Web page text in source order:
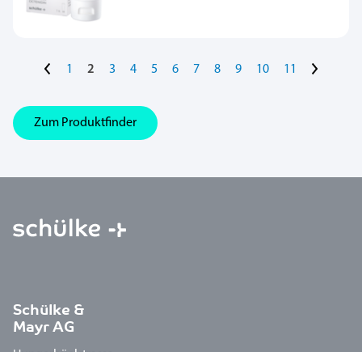
< 1 2 3 4 5 6 7 8 9 10 11 >
Zum Produktfinder
Schülke &
Mayr AG